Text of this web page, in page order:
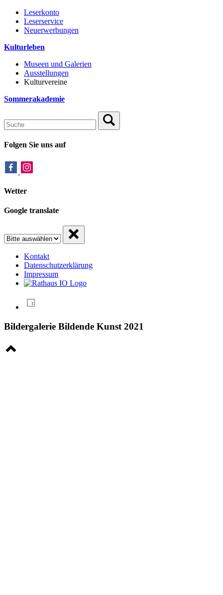
Leserkonto
Leserservice
Neuerwerbungen
Kulturleben
Museen und Galerien
Ausstellungen
Kulturvereine
Sommerakademie
Folgen Sie uns auf
Wetter
Google translate
Kontakt
Datenschutzerklärung
Impressum
Bildergalerie Bildende Kunst 2021